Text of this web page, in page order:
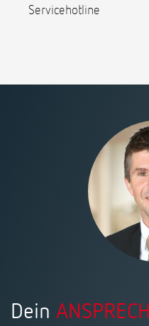
Servicehotline
Dein